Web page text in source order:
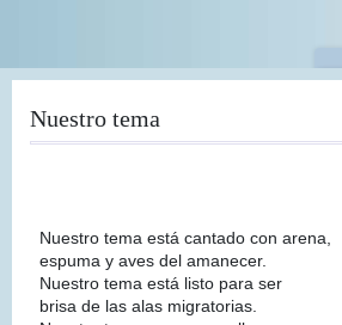
contenido
Nuestro tema
Nuestro tema está cantado con arena,
espuma y aves del amanecer.
Nuestro tema está listo para ser
brisa de las alas migratorias.